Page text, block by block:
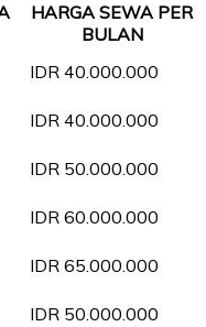
HARGA SEWA PER
BULAN
IDR 40.000.000
IDR 40.000.000
IDR 50.000.000
IDR 60.000.000
IDR 65.000.000
IDR 50.000.000